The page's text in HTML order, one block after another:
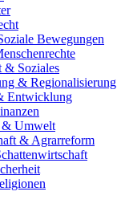
Bewegungen
& Soziales
& Regionalisierung
Entwicklung
& Umwelt
& Agrarreform